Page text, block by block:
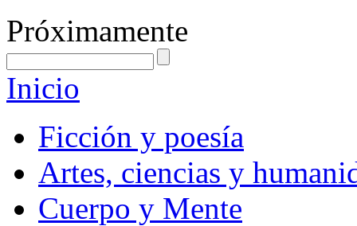
Próximamente
Inicio
Ficción y poesía
Artes, ciencias y
Cuerpo y Mente